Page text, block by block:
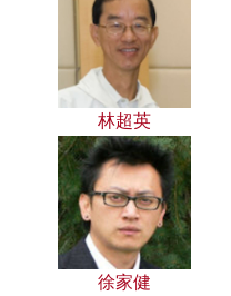
林超英
徐家健